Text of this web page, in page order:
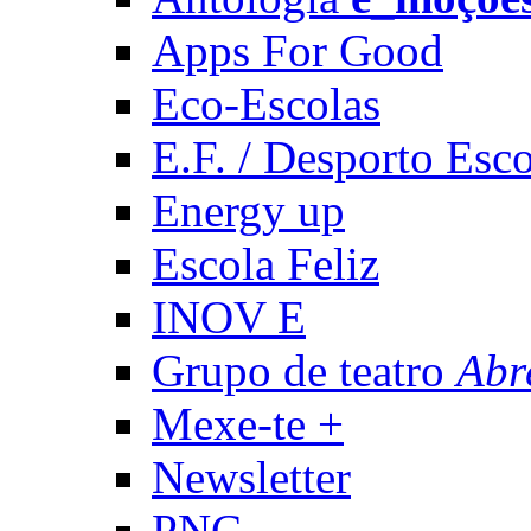
Apps For Good
Eco-Escolas
E.F. / Desporto
Energy up
Escola Feliz
INOV E
Grupo de teatro
Mexe-te +
Newsletter